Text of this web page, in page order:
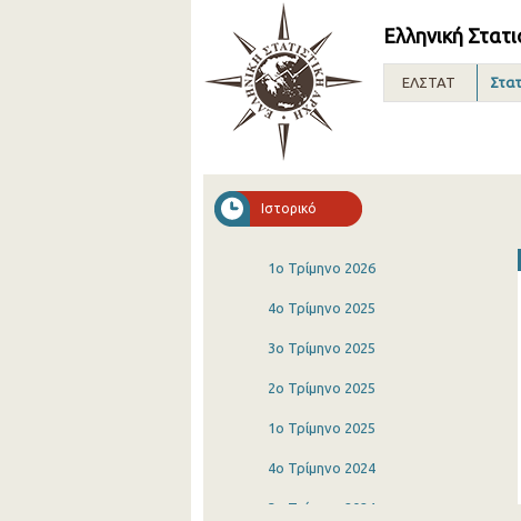
Ελληνική
ΕΛΣΤΑΤ
Ιστορικό
1o Τρίμηνο 2026
4o Τρίμηνο 2025
3o Τρίμηνο 2025
2o Τρίμηνο 2025
1o Τρίμηνο 2025
4o Τρίμηνο 2024
3o Τρίμηνο 2024